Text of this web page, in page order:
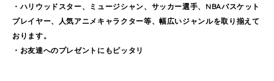
・ハリウッドスター、ミュージシャン、サッカー選手、NBAバスケット
プレイヤー、人気アニメキャラクター等、幅広いジャンルを取り揃えて
おります。
・お友達へのプレゼントにもピッタリ